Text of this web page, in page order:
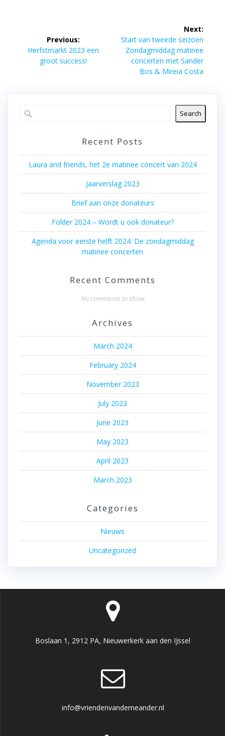
navigation
Previous:
Previous
post:
Herfstmarkt 2023 een
groot success!
Next:
Next
post:
Start van tweede seizoen
Zondagmiddag matinee
concerten met Sander
Bos & Mireia Costa
Search
Recent Posts
Laura and friends, het 2e matinee concert van 2024
Jaarverslag 2023
Brief aan onze donateurs
Folder 2024 – Wordt u ook donateur?
Agenda voor eerste helft 2024: De zondagmiddag
matinee concerten
Recent Comments
No comments to show.
Archives
March 2024
February 2024
November 2023
July 2023
June 2023
May 2023
April 2023
March 2023
Categories
Nieuws
Uncategorized
Boslaan 1, 2912 PA, Nieuwerkerk aan den IJssel
info@vriendenvandemeander.nl